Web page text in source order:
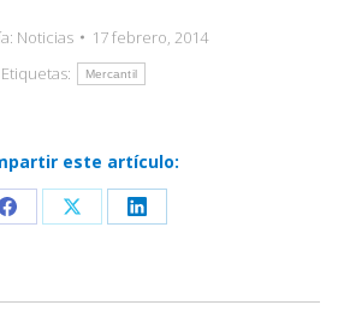
Noticias
17 febrero, 2014
Etiquetas:
Mercantil
este artículo:
Share
Facebook
Share
X
Share
LinkedIn